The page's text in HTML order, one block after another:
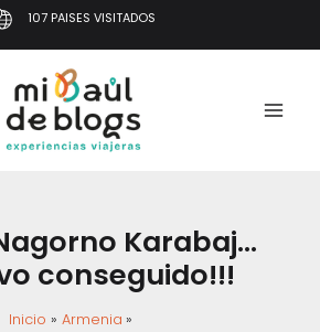
107 PAISES VISITADOS
Karabaj…
conseguido!!!
Inicio
Armenia